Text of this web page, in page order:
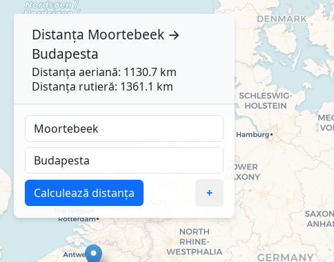
Distanța Moortebeek →
Budapesta
Distanța aeriană: 1130.7 km
Distanța rutieră: 1361.1 km
Calculează distanța +